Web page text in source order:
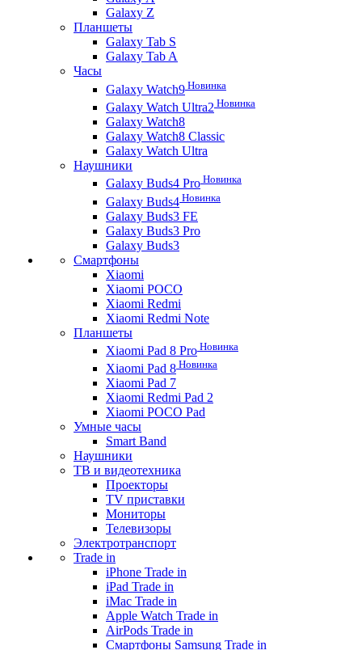
Galaxy Z
Планшеты
Galaxy Tab S
Galaxy Tab A
Часы
Galaxy Watch9 Новинка
Galaxy Watch Ultra2 Новинка
Galaxy Watch8
Galaxy Watch8 Classic
Galaxy Watch Ultra
Наушники
Galaxy Buds4 Pro Новинка
Galaxy Buds4 Новинка
Galaxy Buds3 FE
Galaxy Buds3 Pro
Galaxy Buds3
Смартфоны
Xiaomi
Xiaomi POCO
Xiaomi Redmi
Xiaomi Redmi Note
Планшеты
Xiaomi Pad 8 Pro Новинка
Xiaomi Pad 8 Новинка
Xiaomi Pad 7
Xiaomi Redmi Pad 2
Xiaomi POCO Pad
Умные часы
Smart Band
Наушники
ТВ и видеотехника
Проекторы
TV приставки
Мониторы
Телевизоры
Электротранспорт
Trade in
iPhone Trade in
iPad Trade in
iMac Trade in
Apple Watch Trade in
AirPods Trade in
Смартфоны Samsung Trade in